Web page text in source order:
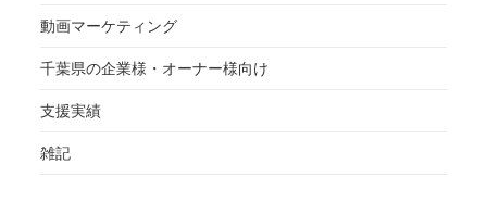
動画マーケティング
千葉県の企業様・オーナー様向け
支援実績
雑記